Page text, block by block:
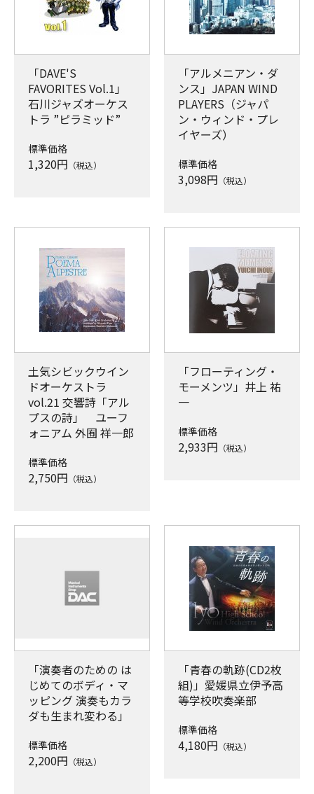
「DAVE'S
FAVORITES Vol.1」
石川ジャズオーケス
トラ ”ピラミッド”
標準価格
1,320円 （税込）
「アルメニアン・ダ
ンス」JAPAN WIND
PLAYERS（ジャパ
ン・ウィンド・プレ
イヤーズ）
標準価格
3,098円 （税込）
土気シビックウイン
ドオーケストラ
vol.21 交響詩「アル
プスの詩」 ユーフ
ォニアム 外囿 祥一郎
標準価格
2,750円 （税込）
「フローティング・
モーメンツ」井上 祐
一
標準価格
2,933円 （税込）
「演奏者のための は
じめてのボディ・マ
ッピング 演奏もカラ
ダも生まれ変わる」
標準価格
2,200円 （税込）
「青春の軌跡(CD2枚
組)」愛媛県立伊予高
等学校吹奏楽部
標準価格
4,180円 （税込）